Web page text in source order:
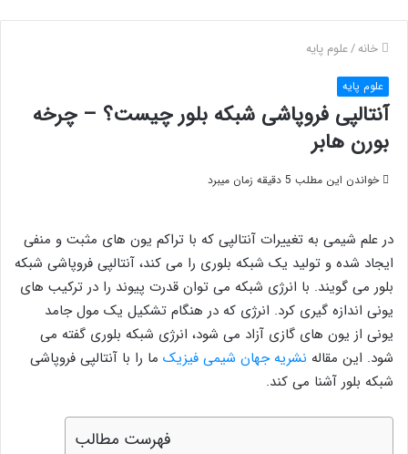
خانه/علوم پایه
علوم پایه
آنتالپی فروپاشی شبکه بلور چیست؟ – چرخه
بورن هابر
خواندن این مطلب 5 دقیقه زمان میبرد
در علم شیمی به تغییرات آنتالپی که با تراکم یون های مثبت و منفی
ایجاد شده و تولید یک شبکه بلوری را می کند، آنتالپی فروپاشی شبکه
بلور می گویند. با انرژی شبکه می توان قدرت پیوند را در ترکیب های
یونی اندازه گیری کرد. انرژی که در هنگام تشکیل یک مول جامد
یونی از یون های گازی آزاد می شود، انرژی شبکه بلوری گفته می
شود. این مقاله نشریه جهان شیمی فیزیک ما را با آنتالپی فروپاشی
شبکه بلور آشنا می کند.
فهرست مطالب